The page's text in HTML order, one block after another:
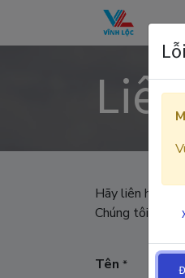
Hãy liên hệ khi
Chúng tôi sẽ cố
Tên *